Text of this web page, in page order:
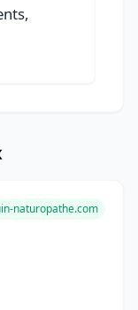
naturopathe.com